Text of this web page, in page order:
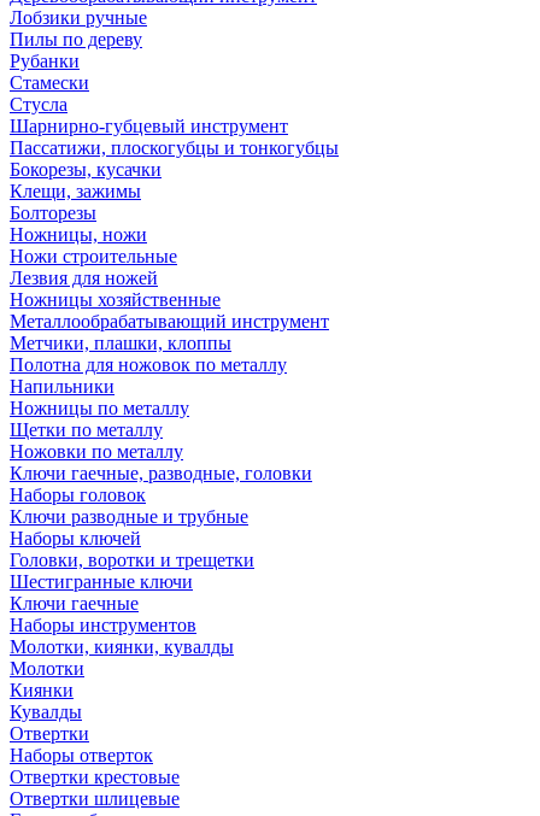
Лобзики ручные
Пилы по дереву
Рубанки
Стамески
Стусла
Шарнирно-губцевый инструмент
Пассатижи, плоскогубцы и тонкогубцы
Бокорезы, кусачки
Клещи, зажимы
Болторезы
Ножницы, ножи
Ножи строительные
Лезвия для ножей
Ножницы хозяйственные
Металлообрабатывающий инструмент
Метчики, плашки, клоппы
Полотна для ножовок по металлу
Напильники
Ножницы по металлу
Щетки по металлу
Ножовки по металлу
Ключи гаечные, разводные, головки
Наборы головок
Ключи разводные и трубные
Наборы ключей
Головки, воротки и трещетки
Шестигранные ключи
Ключи гаечные
Наборы инструментов
Молотки, киянки, кувалды
Молотки
Киянки
Кувалды
Отвертки
Наборы отверток
Отвертки крестовые
Отвертки шлицевые